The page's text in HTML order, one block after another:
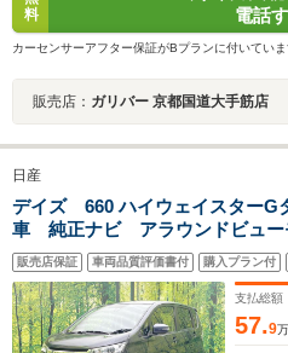
料
電話
カーセンサーアフター保証がBプランに付いてい
販売店： ガリバー 京都国道大手筋店
日産
デイズ 660 ハイウェイスター
車 純正ナビ アラウンドビュ
ンシーブレーキ ドライブレコ
キー HIDヘッドライト 純正15
アコン CD 地デジ
販売店保証 車両品質評価書付 購入プラン付
支払総額
57.9